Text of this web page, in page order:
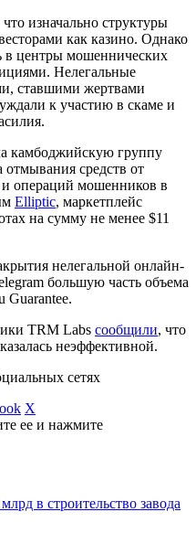
изначально структуры
как казино. Однако
в центры мошеннических
Нелегальные
ставшими жертвами
к участию в скаме и
камбоджийскую группу
средств от
и операций мошенников в
Elliptic, маркетплейс
на сумму не менее $11
нелегальной онлайн-
большую часть объема
Guarantee.
TRM Labs сообщили, что
неэффективной.
сетях
X
ее и нажмите
в строительство завода